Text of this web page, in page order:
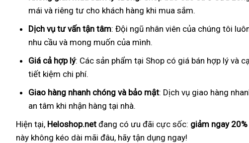
mái và riêng tư cho khách hàng khi mua sắm.
Dịch vụ tư vấn tận tâm: Đội ngũ nhân viên của chúng tôi
nhu cầu và mong muốn của mình.
Giá cả hợp lý: Các sản phẩm tại Shop có giá bán hợp lý và
tiết kiệm chi phí.
Giao hàng nhanh chóng và bảo mật: Dịch vụ giao hàng
an tâm khi nhận hàng tại nhà.
Hiện tại, Heloshop.net đang có ưu đãi cực sốc: giảm ngay 20%
này không kéo dài mãi đâu, hãy tận dụng ngay!